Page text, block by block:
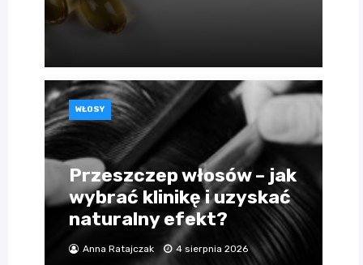
WŁOSY
Przeszczep włosów – jak
wybrać klinikę i uzyskać
naturalny efekt?
Anna Ratajczak 4 sierpnia 2026